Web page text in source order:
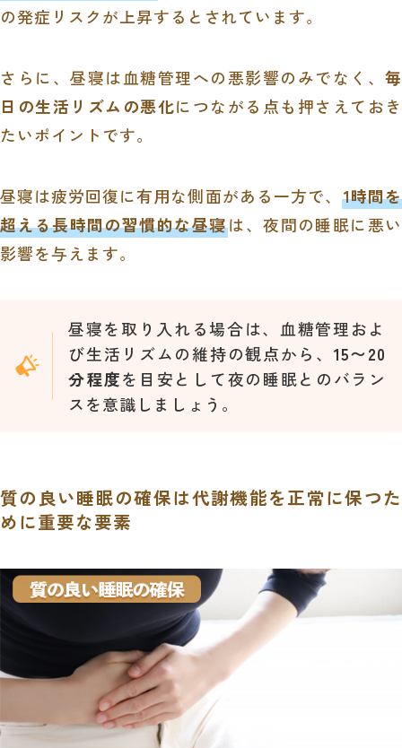
の発症リスクが上昇するとされています。
さらに、昼寝は血糖管理への悪影響のみでなく、毎
日の生活リズムの悪化につながる点も押さえておき
たいポイントです。
昼寝は疲労回復に有用な側面がある一方で、 1時間を
超える長時間の習慣的な昼寝は、夜間の睡眠に悪い
影響を与えます。
昼寝を取り入れる場合は、血糖管理およ
び生活リズムの維持の観点から、 15〜20
分程度を目安として夜の睡眠とのバラン
スを意識しましょう。
質の良い睡眠の確保は代謝機能を正常に保つた
めに重要な要素